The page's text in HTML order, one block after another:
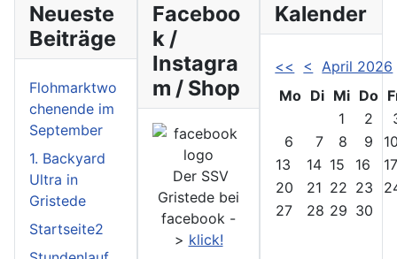
Neueste
Beiträge
Flohmarktwo
chenende im
September
1. Backyard
Ultra in
Gristede
Startseite2
Faceboo
k /
Instagra
m / Shop
Der SSV
Gristede bei
facebook -
> klick!
Kalender
<< <
April 2026
Mo Di Mi Do
1
2
6
7 8 9
13
14 15 16
20
21 22 23
27
28 29 30